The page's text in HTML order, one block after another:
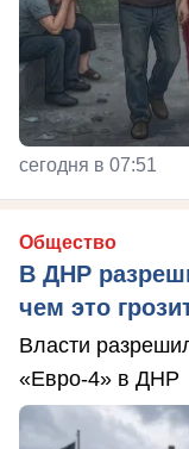
сегодня в 07:51
Общество
В ДНР
чем это
Власти
«Евро-4» в ДНР